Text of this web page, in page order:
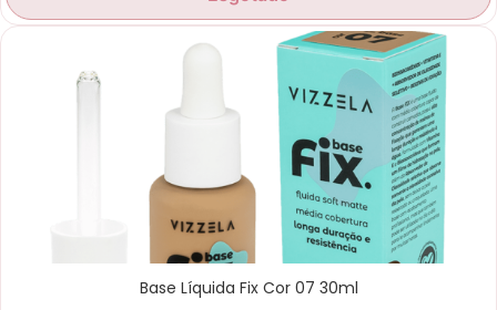
Base Líquida Fix Cor 07 30ml